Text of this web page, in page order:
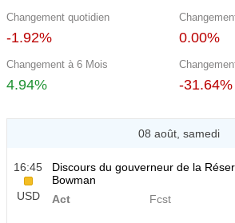
Changement quotidien
-1.92% 0.00%
Changement à 6 Mois
4.94% -31.64%
08 août, samedi
16:45
USD
Discours du gouverneur de la
Bowman
Act
Fcst